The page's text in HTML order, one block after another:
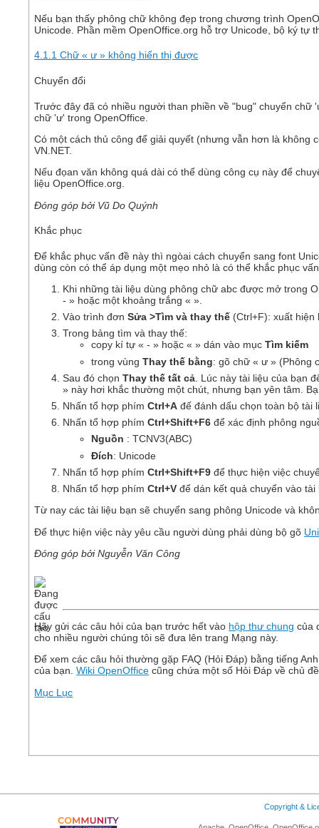
Nếu bạn thấy phông chữ không đẹp trong chương trình
Unicode. Phần mềm OpenOffice.org hỗ trợ Unicode, bộ ký tự
4.1.1 Chữ « ư » không hiển thị được
Chuyển đổi
Trước đây đã có nhiều người than phiền về "bug" chuyển chữ
chữ 'ư' trong OpenOffice.
Có một cách thủ công để giải quyết (nhưng vẫn hơn là không
VN.NET.
Nếu đọan văn không quá dài có thể dùng công cụ này để
liệu OpenOffice.org.
Đóng góp bởi Vũ Do Quýnh
Khắc phục
Để khắc phục vấn đề này thì ngòai cách chuyển sang font
dùng còn có thể áp dụng một mẹo nhỏ là có thể khắc phục
Khi những tài liệu dùng phông chữ abc được mở trong
- » hoặc một khoảng trắng « ».
Vào trình đơnSửa >Tìm và thay thế (Ctrl+F): xuất
Trong bảng tìm và thay thế:
copy kí tự « - » hoặc « » dán vào mụcTìm kiếm
trong vùngThay thế bằng: gõ chữ « ư » (Phông
Sau đó chọnThay thế tất cả . Lúc này tài liệu của bạn
» này hơi khắc thường một chút, nhưng bạn yên tâm.
Nhấn tổ hợp phímCtrl+A đế đánh dấu chọn toàn bộ tài
Nhấn tổ hợp phímCtrl+Shift+F6 để xác định phông
Nguồn : TCNV3(ABC)
Đích: Unicode
Nhấn tổ hợp phímCtrl+Shift+F9 để thực hiện việc
Nhấn tổ hợp phímCtrl+V để dán kết quả chuyển vào tài
Từ nay các tài liệu bạn sẽ chuyển sang phông Unicode và
Để thực hiện việc này yêu cầu người dùng phải dùng bộ gõ
Đóng góp bởi Nguyễn Văn Công
Hãy gửi các câu hỏi của bạn trước hết vào hộp thư chung của
cho nhiều người chúng tôi sẽ đưa lên trang Mạng này.
Để xem các câu hỏi thường gặp FAQ (Hỏi Đáp) bằng tiếng
của bạn.Wiki OpenOffice cũng chứa một số Hỏi Đáp về chủ
Mục Lục
Copyright &